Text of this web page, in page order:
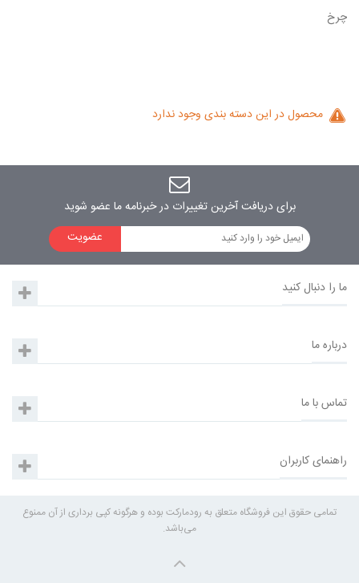
چرخ
محصول در این دسته بندی وجود ندارد
برای دریافت آخرین تغییرات در خبرنامه ما عضو شوید
عضویت
ما را دنبال کنید
درباره ما
تماس با ما
راهنمای کاربران
تمامی حقوق این فروشگاه متعلق به رودمارکت بوده و هرگونه کپی برداری از آن ممنوع
می‌باشد.